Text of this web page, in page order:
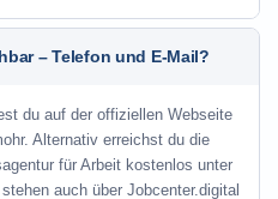
– Telefon und E-Mail?
du auf der offiziellen Webseite
Alternativ erreichst du die
für Arbeit kostenlos unter
auch über Jobcenter.digital